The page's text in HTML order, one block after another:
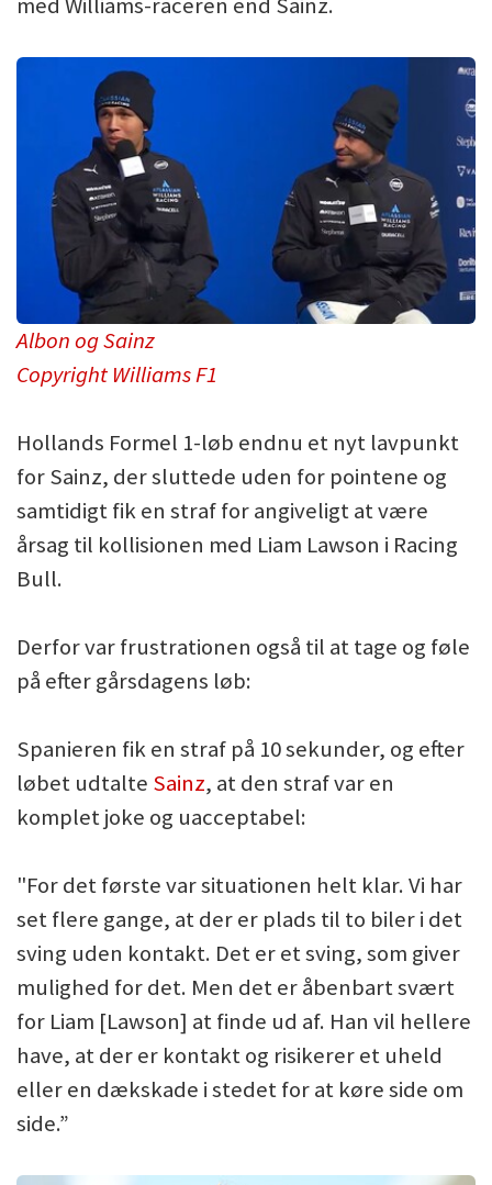
med Williams-raceren end Sainz.
Albon og Sainz
Copyright Williams F1
Hollands Formel 1-løb endnu et nyt lavpunkt
for Sainz, der sluttede uden for pointene og
samtidigt fik en straf for angiveligt at være
årsag til kollisionen med Liam Lawson i Racing
Bull.
Derfor var frustrationen også til at tage og føle
på efter gårsdagens løb:
Spanieren fik en straf på 10 sekunder, og efter
løbet udtalte Sainz, at den straf var en
komplet joke og uacceptabel:
"For det første var situationen helt klar. Vi har
set flere gange, at der er plads til to biler i det
sving uden kontakt. Det er et sving, som giver
mulighed for det. Men det er åbenbart svært
for Liam [Lawson] at finde ud af. Han vil hellere
have, at der er kontakt og risikerer et uheld
eller en dækskade i stedet for at køre side om
side.”